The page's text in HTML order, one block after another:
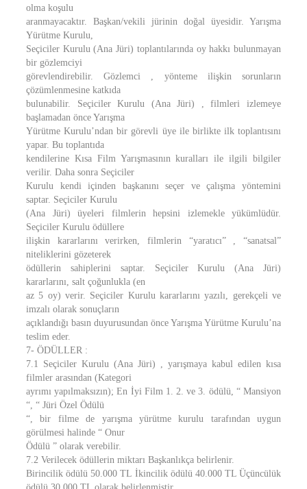
olma koşulu
aranmayacaktır. Başkan/vekili jürinin doğal üyesidir. Yarışma
Yürütme Kurulu,
Seçiciler Kurulu (Ana Jüri) toplantılarında oy hakkı bulunmayan
bir gözlemciyi
görevlendirebilir. Gözlemci , yönteme ilişkin sorunların
çözümlenmesine katkıda
bulunabilir. Seçiciler Kurulu (Ana Jüri) , filmleri izlemeye
başlamadan önce Yarışma
Yürütme Kurulu’ndan bir görevli üye ile birlikte ilk toplantısını
yapar. Bu toplantıda
kendilerine Kısa Film Yarışmasının kuralları ile ilgili bilgiler
verilir. Daha sonra Seçiciler
Kurulu kendi içinden başkanını seçer ve çalışma yöntemini
saptar. Seçiciler Kurulu
(Ana Jüri) üyeleri filmlerin hepsini izlemekle yükümlüdür.
Seçiciler Kurulu ödüllere
ilişkin kararlarını verirken, filmlerin “yaratıcı” , “sanatsal”
niteliklerini gözeterek
ödüllerin sahiplerini saptar. Seçiciler Kurulu (Ana Jüri)
kararlarını, salt çoğunlukla (en
az 5 oy) verir. Seçiciler Kurulu kararlarını yazılı, gerekçeli ve
imzalı olarak sonuçların
açıklandığı basın duyurusundan önce Yarışma Yürütme Kurulu’na
teslim eder.
7- ÖDÜLLER :
7.1 Seçiciler Kurulu (Ana Jüri) , yarışmaya kabul edilen kısa
filmler arasından (Kategori
ayrımı yapılmaksızın); En İyi Film 1. 2. ve 3. ödülü, “ Mansiyon
“, “ Jüri Özel Ödülü
“, bir filme de yarışma yürütme kurulu tarafından uygun
görülmesi halinde “ Onur
Ödülü ” olarak verebilir.
7.2 Verilecek ödüllerin miktarı Başkanlıkça belirlenir.
Birincilik ödülü 50.000 TL İkincilik ödülü 40.000 TL Üçüncülük